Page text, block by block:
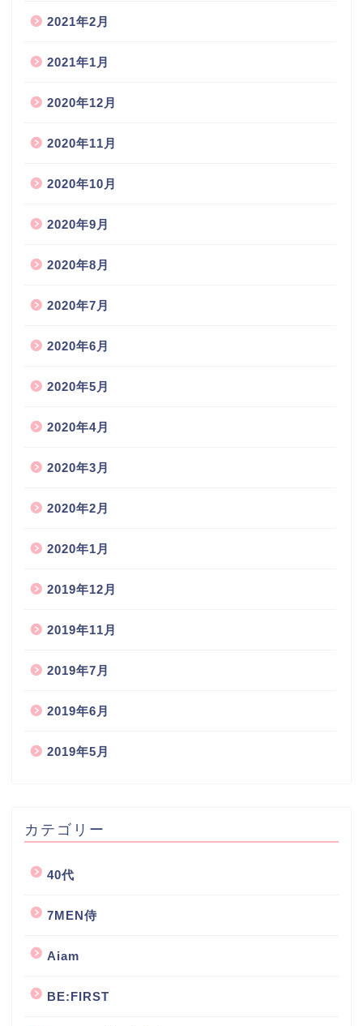
2021年2月
2021年1月
2020年12月
2020年11月
2020年10月
2020年9月
2020年8月
2020年7月
2020年6月
2020年5月
2020年4月
2020年3月
2020年2月
2020年1月
2019年12月
2019年11月
2019年7月
2019年6月
2019年5月
カテゴリー
40代
7MEN侍
Aiam
BE:FIRST